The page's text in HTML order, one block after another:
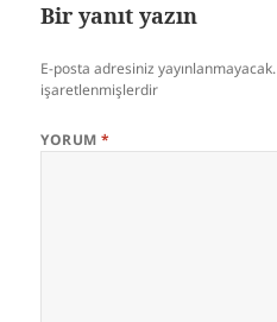
Bir yanıt yazın
E-posta adresiniz yayınlanmayacak.
işaretlenmişlerdir
YORUM*